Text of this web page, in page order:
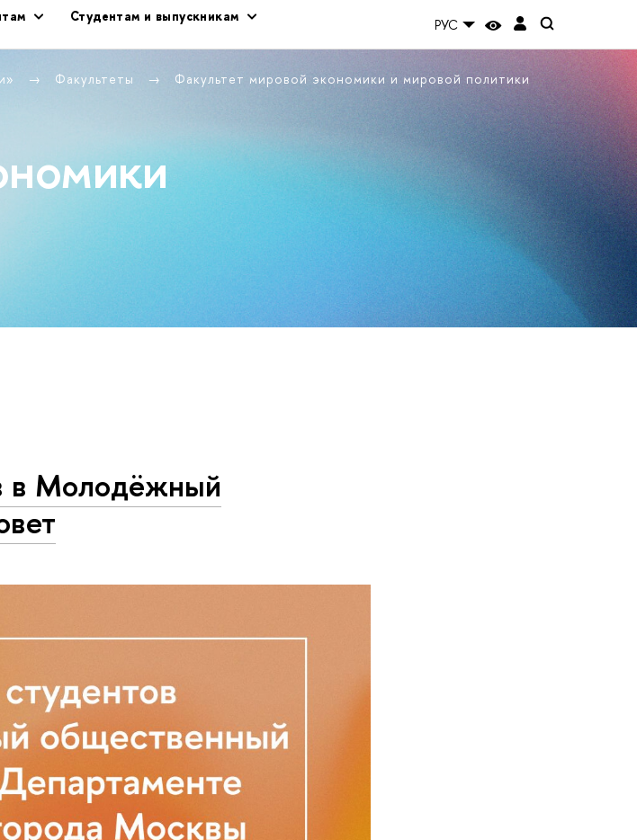
Студентам и выпускникам
РУС
Факультеты Факультет мировой экономики и мировой политики
в Молодёжный